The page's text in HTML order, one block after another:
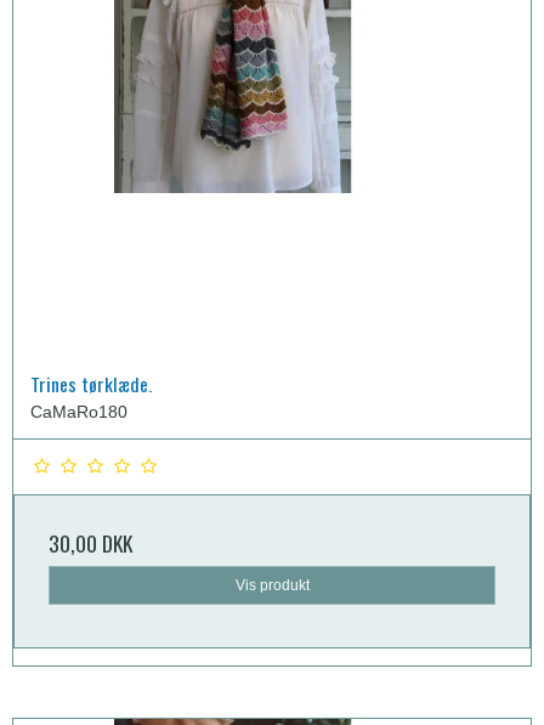
Trines tørklæde.
CaMaRo180
30,00 DKK
Vis produkt